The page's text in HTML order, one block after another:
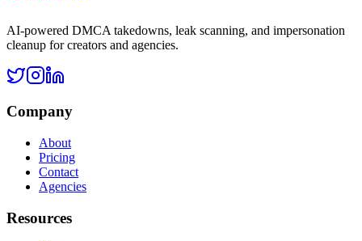
AI-powered DMCA takedowns, leak scanning, and impersonation
cleanup for creators and agencies.
Company
About
Pricing
Contact
Agencies
Resources